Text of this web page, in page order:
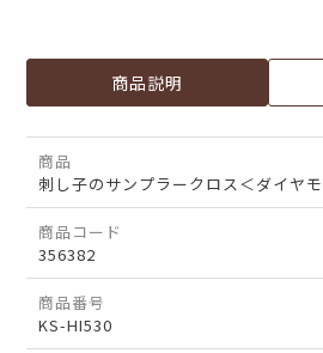
商品説明
商品
刺し子のサンプラークロス＜ダイヤ
商品コード
356382
商品番号
KS-HI530